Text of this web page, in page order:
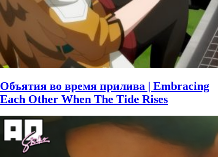
Объятия во время прилива | Embracing
Each Other When The Tide Rises